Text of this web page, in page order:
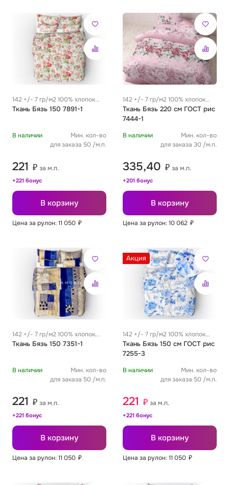
142 +/- 7 гр/м2 100% хлопок
0.29 м
Ткань Бязь 150 7891-1
В наличии
Мин. кол-во
для заказа 50 /м.п.
221 ₽ за м.п.
+221 бонус
В корзину
Цена за рулон: 11 050 ₽
142 +/- 7 гр/м2 100% хлопок
0.29 м
Ткань Бязь 220 см ГОСТ рис
7444-1
В наличии
Мин. кол-во
для заказа 30 /м.п.
335,40 ₽ за м.п.
+201 бонус
В корзину
Цена за рулон: 10 062 ₽
142 +/- 7 гр/м2 100% хлопок
0.29 м
Ткань Бязь 150 7351-1
В наличии
Мин. кол-во
для заказа 50 /м.п.
221 ₽ за м.п.
+221 бонус
В корзину
Цена за рулон: 11 050 ₽
Акция
142 +/- 7 гр/м2 100% хлопок
0.29 м
Ткань Бязь 150 см ГОСТ рис
7255-3
В наличии
Мин. кол-во
для заказа 50 /м.п.
221 ₽ за м.п.
+221 бонус
В корзину
Цена за рулон: 11 050 ₽